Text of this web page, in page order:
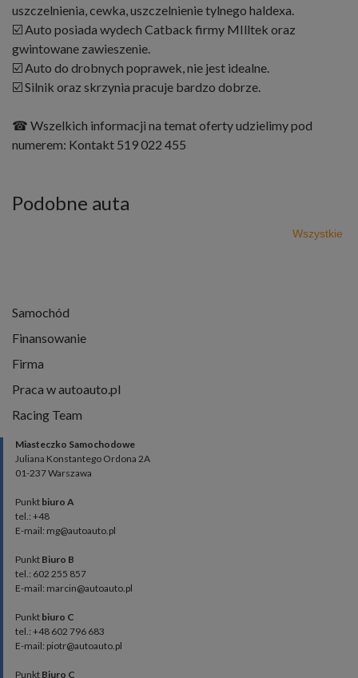
uszczelnienia, cewka, uszczelnienie tylnego haldexa.
☑️ Auto posiada wydech Catback firmy MIlltek oraz
gwintowane zawieszenie.
☑️ Auto do drobnych poprawek, nie jest idealne.
☑️ Silnik oraz skrzynia pracuje bardzo dobrze.
☎ Wszelkich informacji na temat oferty udzielimy pod
numerem: Kontakt 519 022 455
Podobne auta
Wszystkie
Samochód
Finansowanie
Firma
Praca w autoauto.pl
Racing Team
Miasteczko Samochodowe
Juliana Konstantego Ordona 2A
01-237 Warszawa
Punkt biuro A
tel.: +48
E-mail: mg@autoauto.pl
Punkt Biuro B
tel.: 602 255 857
E-mail: marcin@autoauto.pl
Punkt biuro C
tel.: +48 602 796 683
E-mail: piotr@autoauto.pl
Punkt Biuro C